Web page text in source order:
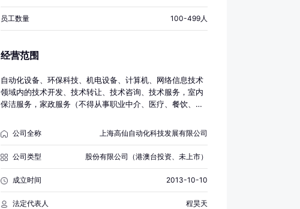
员工数量 100-499人
经营范围
自动化设备、环保科技、机电设备、计算机、网络信息技术
领域内的技术开发、技术转让、技术咨询、技术服务，室内
保洁服务，家政服务（不得从事职业中介、医疗、餐饮、住
能化建设工程专业施工，机电设备安装建设工程专业施工
（除特种），机电设备维修，环保设备、机电设备、电子产
品、电子元器件、电动工具、五金交电、家用电器、电子设
备、计算机软件及辅助设备、仪器仪表的批发，进出口，佣
金代理（拍卖除外），并提供相关配套服务。【依法须经批
公司全称 上海高仙自动化科技发展有限公司
公司类型 股份有限公司（港澳台投资、未上市）
成立时间 2013-10-10
法定代表人 程昊天